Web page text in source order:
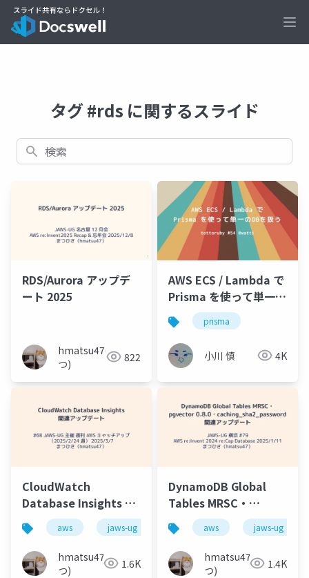
タグ #rds に関するスライド
検索
RDS/Aurora アップデ
ート 2025
hmatsu47(ま
つ)
822
AWS ECS / Lambda で
Prisma を使って単一の
DBを扱うprisma
小川 慎 4K
CloudWatch
Database Insights 関
連アップデート
aws jaws-ug mysql mariadb
hmatsu47(ま
つ)
1.6K
DynamoDB Global
Tables MRSC・
pgvector 0.8.0・
caching_sha2_password
関連アップデート
aws jaws-ug
hmatsu47(ま
つ)
1.4K